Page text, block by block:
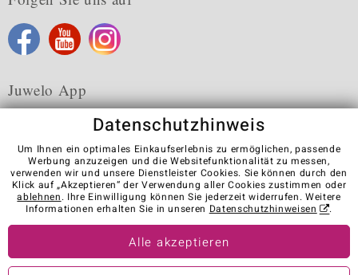
Juwelo App
Karriere AGB Datenschutz Cookies
Impressum
Kontakt
Vertrag widerrufen
Visit our stores in other countries:
Datenschutzhinweis
Um Ihnen ein optimales Einkaufserlebnis zu ermöglichen, passende
Werbung anzuzeigen und die Websitefunktionalität zu messen,
verwenden wir und unsere Dienstleister Cookies. Sie können durch den
Klick auf „Akzeptieren“ der Verwendung aller Cookies zustimmen oder
ablehnen. Ihre Einwilligung können Sie jederzeit widerrufen. Weitere
Informationen erhalten Sie in unseren Datenschutzhinweisen .
Alle akzeptieren